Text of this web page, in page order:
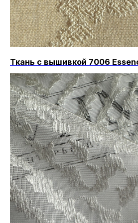
Ткань с вышивкой 7006